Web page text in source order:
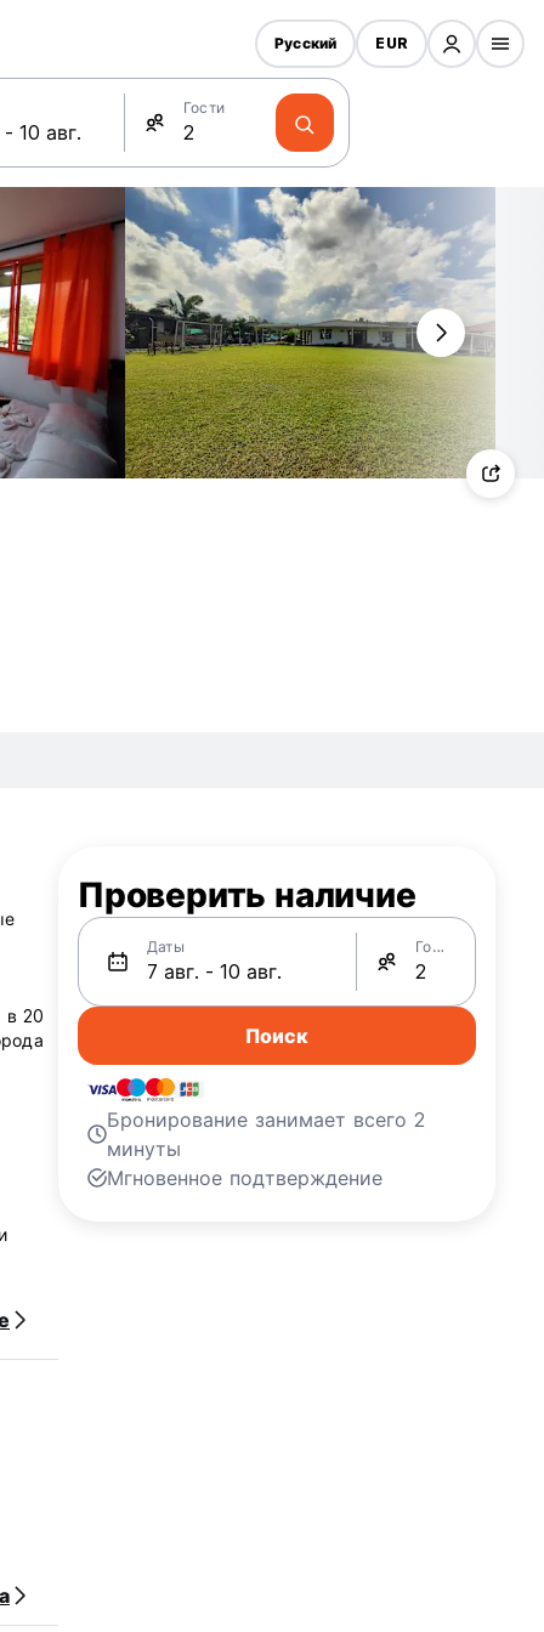
Гости
Русский EUR
в 20
Проверить наличие
Даты Гости
Поиск
Бронирование занимает всего 2
минуты
Мгновенное подтверждение